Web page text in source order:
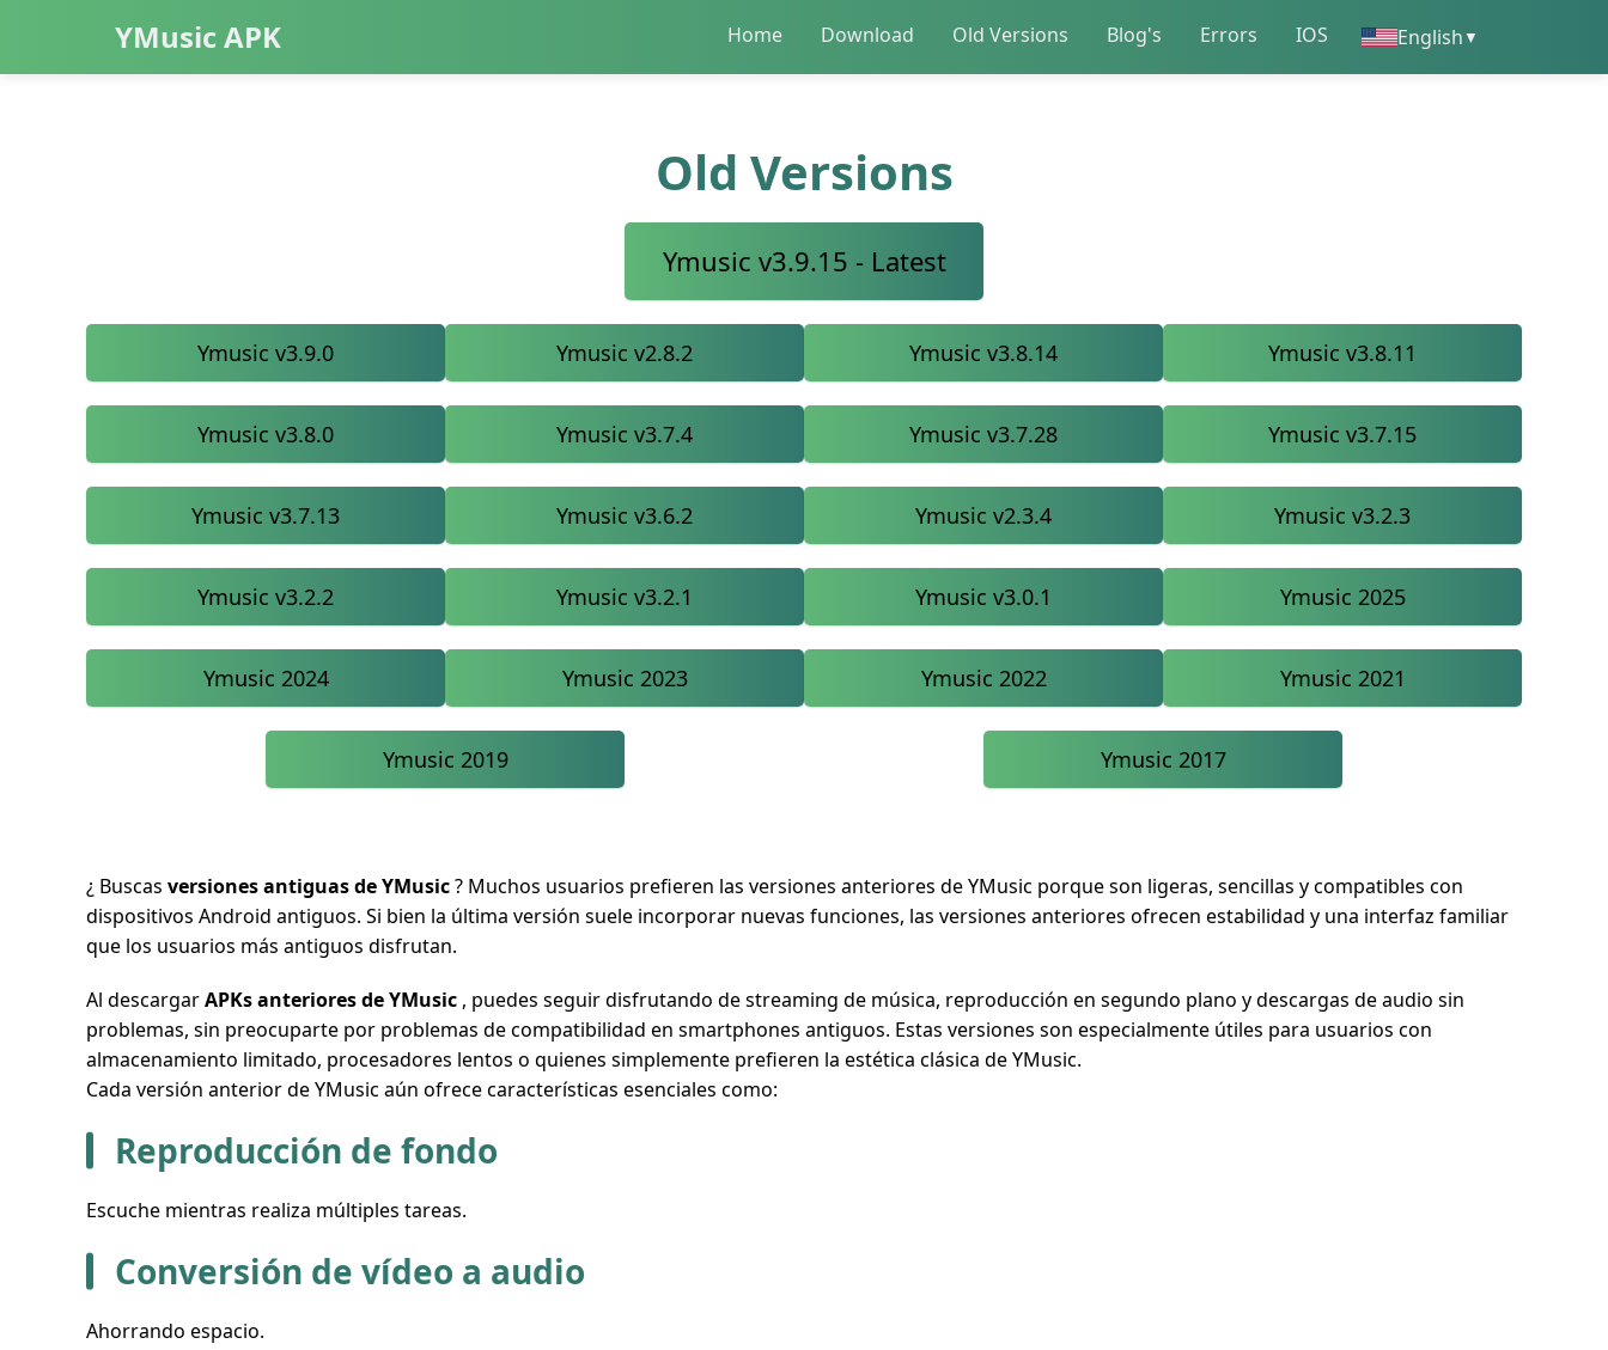
YMusic APK Home Download Old Versions Blog's Errors IOS English▼
Old Versions
Ymusic v3.9.15 - Latest
Ymusic v3.9.0 Ymusic v2.8.2 Ymusic v3.8.14 Ymusic v3.8.11
Ymusic v3.8.0 Ymusic v3.7.4 Ymusic v3.7.28 Ymusic v3.7.15
Ymusic v3.7.13 Ymusic v3.6.2 Ymusic v2.3.4 Ymusic v3.2.3
Ymusic v3.2.2 Ymusic v3.2.1 Ymusic v3.0.1 Ymusic 2025
Ymusic 2024 Ymusic 2023 Ymusic 2022 Ymusic 2021
Ymusic 2019 Ymusic 2017
¿ Buscas versiones antiguas de YMusic? Muchos usuarios prefieren las versiones anteriores de YMusic porque son ligeras, sencillas y compatibles con
dispositivos Android antiguos. Si bien la última versión suele incorporar nuevas funciones, las versiones anteriores ofrecen estabilidad y una interfaz familiar
que los usuarios más antiguos disfrutan.
Al descargarAPKs anteriores de YMusic , puedes seguir disfrutando de streaming de música, reproducción en segundo plano y descargas de audio sin
problemas, sin preocuparte por problemas de compatibilidad en smartphones antiguos. Estas versiones son especialmente útiles para usuarios con
almacenamiento limitado, procesadores lentos o quienes simplemente prefieren la estética clásica de YMusic.
Cada versión anterior de YMusic aún ofrece características esenciales como:
Reproducción de fondo
Escuche mientras realiza múltiples tareas.
Conversión de vídeo a audio
Ahorrando espacio.